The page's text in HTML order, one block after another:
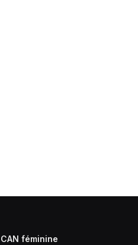
CAN féminine